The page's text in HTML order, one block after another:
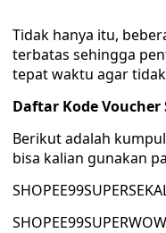
Tidak hanya itu,
terbatas sehingga
tepat waktu agar
Daftar Kode Voucher
Berikut adalah
bisa kalian gunakan
SHOPEE99SUPERWOW